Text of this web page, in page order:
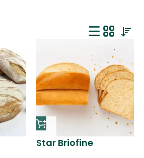
Star Briofine